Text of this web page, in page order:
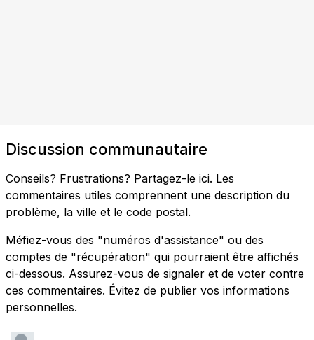
Discussion communautaire
Conseils? Frustrations? Partagez-le ici. Les
commentaires utiles comprennent une description du
problème, la ville et le code postal.
Méfiez-vous des "numéros d'assistance" ou des
comptes de "récupération" qui pourraient être affichés
ci-dessous. Assurez-vous de signaler et de voter contre
ces commentaires. Évitez de publier vos informations
personnelles.